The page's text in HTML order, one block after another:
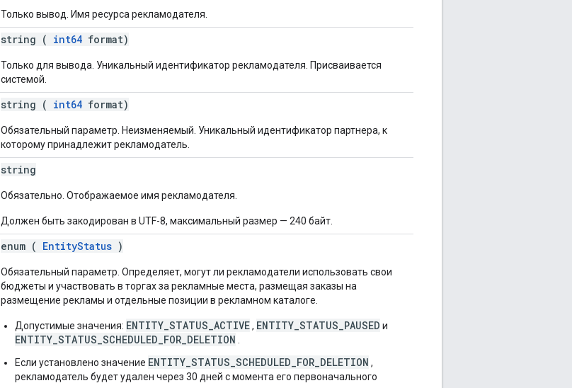
Только вывод. Имя ресурса рекламодателя.
string ( int64 format)
Только для вывода. Уникальный идентификатор рекламодателя. Присваивается
системой.
string ( int64 format)
Обязательный параметр. Неизменяемый. Уникальный идентификатор партнера, к
которому принадлежит рекламодатель.
string
Обязательно. Отображаемое имя рекламодателя.
Должен быть закодирован в UTF-8, максимальный размер — 240 байт.
enum ( EntityStatus )
Обязательный параметр. Определяет, могут ли рекламодатели использовать свои
бюджеты и участвовать в торгах за рекламные места, размещая заказы на
размещение рекламы и отдельные позиции в рекламном каталоге.
Допустимые значения: ENTITY_STATUS_ACTIVE, ENTITY_STATUS_PAUSED и
ENTITY_STATUS_SCHEDULED_FOR_DELETION
Если установлено значение ENTITY_STATUS_SCHEDULED_FOR_DELETION ,
рекламодатель будет удален через 30 дней с момента его первоначального